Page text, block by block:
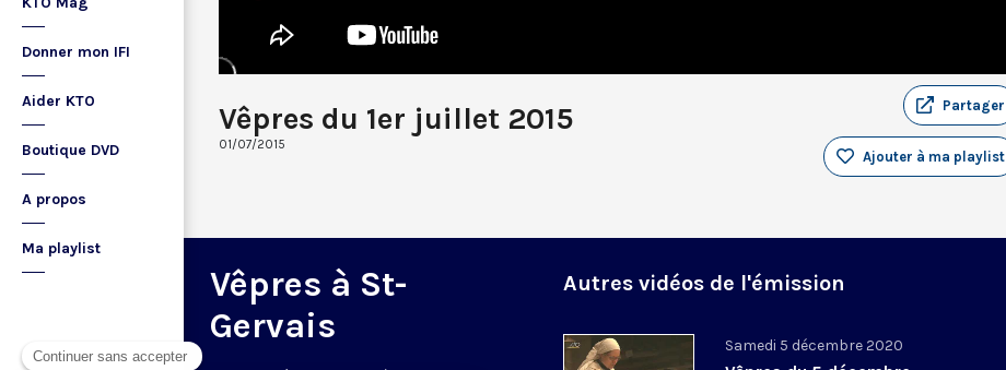
Donner mon IFI
Aider KTO
Boutique DVD
A propos
Ma playlist
Vêpres du 1er juillet 2015
01/07/2015
Partager
Ajouter à ma playlist
Vêpres à St-
Gervais
Autres vidéos de l'émission
Samedi 5 décembre 2020